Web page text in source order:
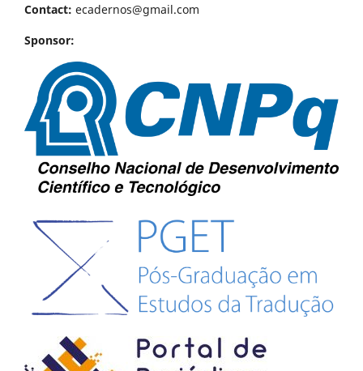
Contact: ecadernos@gmail.com
Sponsor: